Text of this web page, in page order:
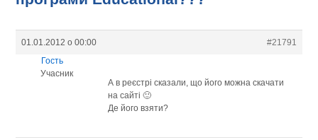
01.01.2012 о 00:00
#21791
Гость
Учасник
А в реєстрі сказали, що його можна скачати
на сайті 🙂
Де його взяти?